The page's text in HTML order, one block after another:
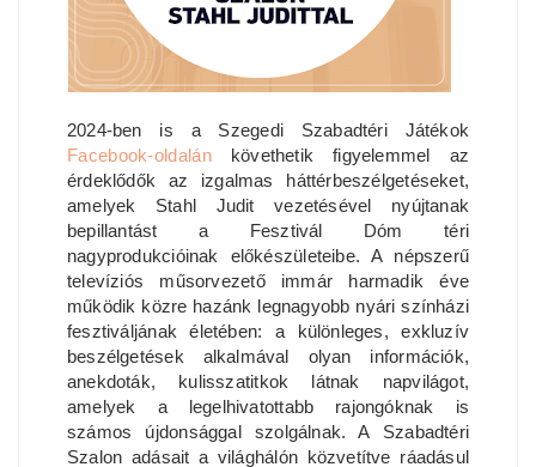
2024-ben is a Szegedi Szabadtéri Játékok
Facebook-oldalánkövethetik figyelemmel az
érdeklődők az izgalmas háttérbeszélgetéseket,
amelyek Stahl Judit vezetésével nyújtanak
bepillantást a Fesztivál Dóm téri
nagyprodukcióinak előkészületeibe. A népszerű
televíziós műsorvezető immár harmadik éve
működik közre hazánk legnagyobb nyári színházi
fesztiváljának életében: a különleges, exkluzív
beszélgetések alkalmával olyan információk,
anekdoták, kulisszatitkok látnak napvilágot,
amelyek a legelhivatottabb rajongóknak is
számos újdonsággal szolgálnak. A Szabadtéri
Szalon adásait a világhálón közvetítve ráadásul